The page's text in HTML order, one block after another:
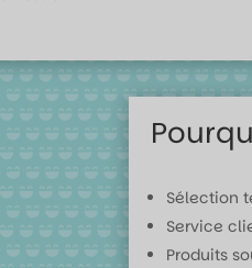
Sélection
Service
Produits